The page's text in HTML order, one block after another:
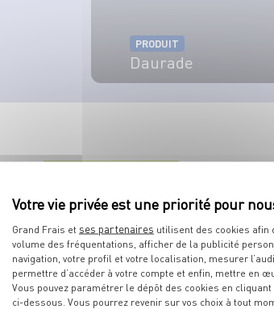
PRODUIT
Daurade
Découvrez toutes les recettes
Grand Frais et ses partenaires utilisent des cookies afin
volume des fréquentations, afficher de la publicité
navigation, votre profil et votre localisation, mesurer
permettre d’accéder à votre compte et enfin, mettre en
Vous pouvez paramétrer le dépôt des cookies en
ci-dessous. Vous pourrez revenir sur vos choix à tout